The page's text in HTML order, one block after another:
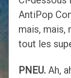
AntiPop
mais, mais,
tout les
PNEU.Ah,